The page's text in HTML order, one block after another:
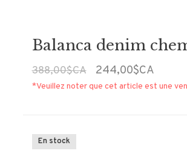
Balanca denim
388,00$CA 244,00$CA
*Veuillez noter que cet article est une
En stock